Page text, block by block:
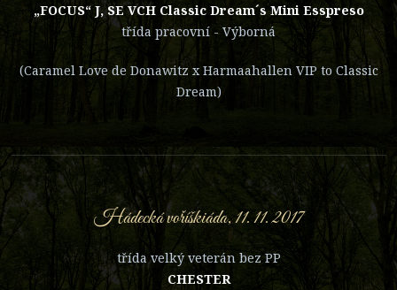
„FOCUS“ J, SE VCH Classic Dream´s Mini Esspreso
třída pracovní - Výborná
(Caramel Love de Donawitz x Harmaahallen VIP to Classic
Dream)
Hádecká voříškiáda, 11. 11. 2017
třída velký veterán bez PP
CHESTER